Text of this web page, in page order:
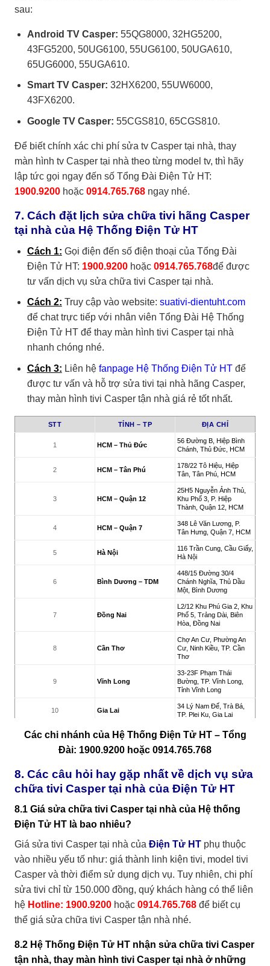
sau:
Android TV Casper: 55QG8000, 32HG5200,
43FG5200, 50UG6100, 55UG6100, 50UGA610,
65UG6000, 55UGA610.
Smart TV Casper: 32HX6200, 55UW6000,
43FX6200.
Google TV Casper: 55CGS810, 65CGS810.
Để biết chính xác chi phí sửa tv Casper tại nhà, thay
màn hình tv Casper tại nhà theo từng model tv, thì hãy
lập tức gọi ngay đến số Tổng Đài Điện Tử HT:
1900.9200 hoặc 0914.765.768 ngay nhé.
7. Cách đặt lịch sửa chữa tivi hãng Casper
tại nhà của Hệ Thống Điện Tử HT
Cách 1: Gọi điện đến số điện thoại của Tổng Đài
Điện Tử HT: 1900.9200hoặc0914.765.768để được
tư vấn dịch vụ sửa chữa tivi Casper tại nhà.
Cách 2: Truy cập vào website: suativi-dientuht.com
để chat trực tiếp với nhân viên Tổng Đài Hệ Thống
Điện Tử HT để thay màn hình tivi Casper tại nhà
nhanh chóng nhé.
Cách 3: Liên hệ fanpage Hệ Thống Điện Tử HTđể
được tư vấn và hỗ trợ sửa tivi tại nhà hãng Casper,
thay màn hình tivi Casper tận nhà giá rẻ tốt nhất.
STT TỈNH – TP ĐỊA CHỈ
1 HCM – Thủ Đức
56 Đường B, Hiệp Bình
Chánh, Thủ Đức, HCM
2 HCM – Tân Phú
178/22 Tô Hiệu, Hiệp
Tân, Tân Phú, HCM
3 HCM – Quận 12
25H5 Nguyễn Ảnh Thủ,
Khu Phố 3, P. Hiệp
Thành, Quận 12, HCM
4 HCM – Quận 7
348 Lê Văn Lương, P.
Tân Hưng, Quận 7, HCM
5 Hà Nội
116 Trần Cung, Cầu Giấy,
Hà Nội
6 Bình Dương – TDM
448/15 Đường 30/4
Chánh Nghĩa, Thủ Dầu
Một, Bình Dương
7 Đồng Nai
L2/12 Khu Phú Gia 2, Khu
Phố 5, Trảng Dài, Biên
Hòa, Đồng Nai
8 Cần Thơ
Chợ An Cư, Phường An
Cư, Ninh Kiều, TP. Cần
Thơ
9 Vĩnh Long
33-23F Phạm Thái
Bường, TP. Vĩnh Long,
Tỉnh Vĩnh Long
10 Gia Lai
34 Lý Nam Đế, Trà Bá,
TP. Plei Ku, Gia Lai
132/10 Nguyễn Tri
Phương, Phường 7, TP.
Vũng Tàu, Bà Rịa Vũng
An Giang
51 Chu Văn An, P.Mỹ
Long, TP. Long Xuyên, An
Giang
13 Nha Trang
1488 Đường 23/10, Vĩnh
Trung, TP. Nha Trang,
14 Long An
01 Đỗ Tường Phong,
Phường 2, TP.Tân An,
Long An
15 Đà Lạt
200 Ngô Quyền, Phường
6, TP Đà Lạt, Lâm Đồng
16 Kiên Giang
1002 Nguyễn Trung
Trực, Phường An Hòa,
TP Rạch Giá, Tỉnh Kiên
Giang
17 Bình Dương – Dĩ An
18 Đường B, TTHC Dĩ
An, KP Nhị Đồng 2, TP Dĩ
An, Bình Dương
Các chi nhánh của Hệ Thống Điện Tử HT – Tổng
Đài: 1900.9200 hoặc 0914.765.768
8. Các câu hỏi hay gặp nhất về dịch vụ sửa
chữa tivi Casper tại nhà của Điện Tử HT
8.1 Giá sửa chữa tivi Casper tại nhà của Hệ thống
Điện Tử HT là bao nhiêu?
Giá sửa tivi Casper tại nhà của Điện Tử HT phụ thuộc
vào nhiều yếu tố như: giá thành linh kiện tivi, model tivi
Casper và thời điểm sử dụng dịch vụ. Tuy nhiên, chi phí
sửa tivi chỉ từ 150.000 đồng, quý khách hàng có thể liên
hệ Hotline: 1900.9200 hoặc 0914.765.768 để biết cụ
thể giá sửa chữa tivi Casper tận nhà nhé.
8.2 Hệ Thống Điện Tử HT nhận sửa chữa tivi Casper
tận nhà, thay màn hình tivi Casper tại nhà ở những